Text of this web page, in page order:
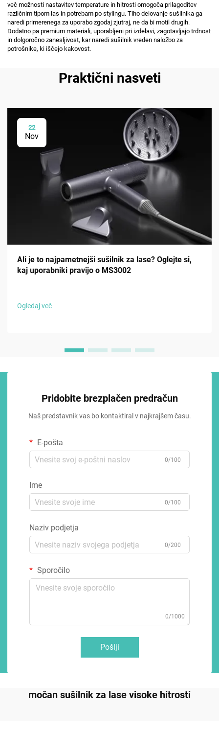
več možnosti nastavitev temperature in hitrosti omogoča prilagoditev
različnim tipom las in potrebam po stylingu. Tiho delovanje sušilnika ga
naredi primerenega za uporabo zgodaj zjutraj, ne da bi motil drugih.
Dodatno pa premium materiali, uporabljeni pri izdelavi, zagotavljajo trdnost
in dolgoročno zanesljivost, kar naredi sušilnik vreden naložbo za
potrošnike, ki iščejo kakovost.
Praktični nasveti
22
Nov
Ali je to najpametnejši sušilnik za lase? Oglejte si,
kaj uporabniki pravijo o MS3002
Ogledaj več
Pridobite brezplačen predračun
Naš predstavnik vas bo kontaktiral v najkrajšem času.
E-pošta
0/100
Ime
0/100
Naziv podjetja
0/200
Sporočilo
0/1000
Pošlji
močan sušilnik za lase visoke hitrosti